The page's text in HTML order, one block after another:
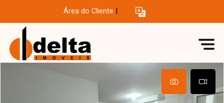
Área do Cliente